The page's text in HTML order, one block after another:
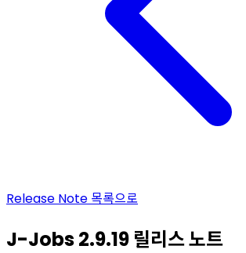
Release Note 목록으로
J-Jobs 2.9.19 릴리스 노트